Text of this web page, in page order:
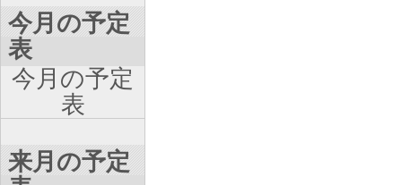
今月の予定
表
今月の予定
表
来月の予定